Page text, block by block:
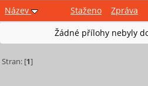
Název Staženo Zpráva
Žádné přílohy nebyly
Stran: [1]